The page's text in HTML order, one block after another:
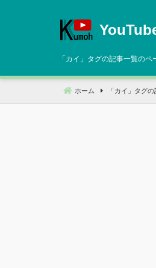
へ
動
「 カイ 」タグの記事一覧のペ
ホーム 「 カイ 」タグ